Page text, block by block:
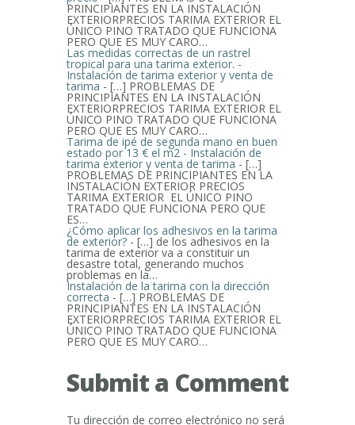
PRINCIPIANTES EN LA INSTALACIÓN
EXTERIORPRECIOS TARIMA EXTERIOR EL
ÚNICO PINO TRATADO QUE FUNCIONA
PERO QUE ES MUY CARO…
Las medidas correctas de un rastrel
tropical para una tarima exterior. -
Instalación de tarima exterior y venta de
tarima - […] PROBLEMAS DE
PRINCIPIANTES EN LA INSTALACIÓN
EXTERIORPRECIOS TARIMA EXTERIOR EL
ÚNICO PINO TRATADO QUE FUNCIONA
PERO QUE ES MUY CARO…
Tarima de ipé de segunda mano en buen
estado por 13 € el m2 - Instalación de
tarima exterior y venta de tarima - […]
PROBLEMAS DE PRINCIPIANTES EN LA
INSTALACIÓN EXTERIOR PRECIOS
TARIMA EXTERIOR EL ÚNICO PINO
TRATADO QUE FUNCIONA PERO QUE
ES…
¿Cómo aplicar los adhesivos en la tarima
de exterior? - […] de los adhesivos en la
tarima de exterior va a constituir un
desastre total, generando muchos
problemas en la…
Instalación de la tarima con la dirección
correcta - […] PROBLEMAS DE
PRINCIPIANTES EN LA INSTALACIÓN
EXTERIORPRECIOS TARIMA EXTERIOR EL
ÚNICO PINO TRATADO QUE FUNCIONA
PERO QUE ES MUY CARO…
Submit a Comment
Tu dirección de correo electrónico no será